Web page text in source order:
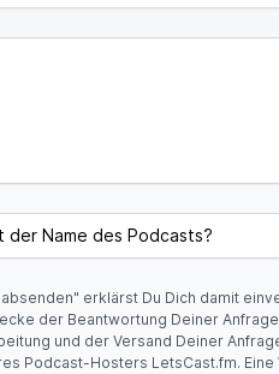
erklärst Du Dich damit
der Beantwortung Deiner Anfrage
und der Versand Deiner
Podcast-Hosters LetsCast.fm. Eine